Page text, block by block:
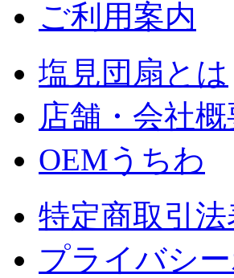
ご利用案内
塩見団扇とは
店舗・会社概
OEMうちわ
特定商取引法
プライバシ